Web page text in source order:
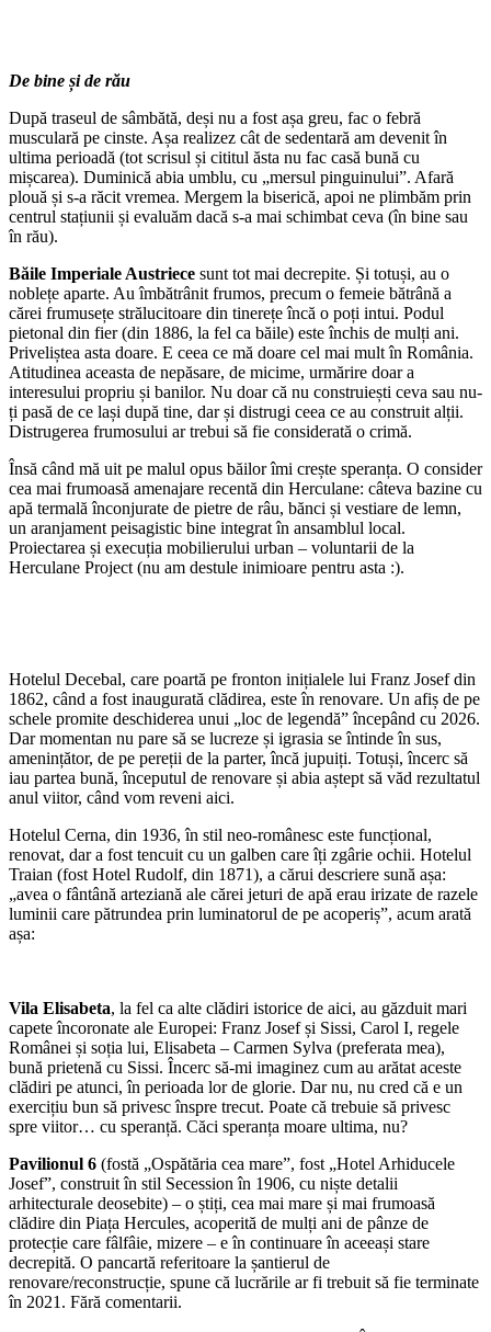
De bine și de rău
După traseul de sâmbătă, deși nu a fost așa greu, fac o febră
musculară pe cinste. Așa realizez cât de sedentară am devenit în
ultima perioadă (tot scrisul și cititul ăsta nu fac casă bună cu
mișcarea). Duminică abia umblu, cu „mersul pinguinului”. Afară
plouă și s-a răcit vremea. Mergem la biserică, apoi ne plimbăm prin
centrul stațiunii și evaluăm dacă s-a mai schimbat ceva (în bine sau
în rău).
Băile Imperiale Austriece sunt tot mai decrepite. Și totuși, au o
noblețe aparte. Au îmbătrânit frumos, precum o femeie bătrână a
cărei frumusețe strălucitoare din tinerețe încă o poți intui. Podul
pietonal din fier (din 1886, la fel ca băile) este închis de mulți ani.
Priveliștea asta doare. E ceea ce mă doare cel mai mult în România.
Atitudinea aceasta de nepăsare, de micime, urmărire doar a
interesului propriu și banilor. Nu doar că nu construiești ceva sau nu-
ți pasă de ce lași după tine, dar și distrugi ceea ce au construit alții.
Distrugerea frumosului ar trebui să fie considerată o crimă.
Însă când mă uit pe malul opus băilor îmi crește speranța. O consider
cea mai frumoasă amenajare recentă din Herculane: câteva bazine cu
apă termală înconjurate de pietre de râu, bănci și vestiare de lemn,
un aranjament peisagistic bine integrat în ansamblul local.
Proiectarea și execuția mobilierului urban – voluntarii de la
Herculane Project (nu am destule inimioare pentru asta :).
Hotelul Decebal, care poartă pe fronton inițialele lui Franz Josef din
1862, când a fost inaugurată clădirea, este în renovare. Un afiș de pe
schele promite deschiderea unui „loc de legendă” începând cu 2026.
Dar momentan nu pare să se lucreze și igrasia se întinde în sus,
amenințător, de pe pereții de la parter, încă jupuiți. Totuși, încerc să
iau partea bună, începutul de renovare și abia aștept să văd rezultatul
anul viitor, când vom reveni aici.
Hotelul Cerna, din 1936, în stil neo-românesc este funcțional,
renovat, dar a fost tencuit cu un galben care îți zgârie ochii. Hotelul
Traian (fost Hotel Rudolf, din 1871), a cărui descriere sună așa:
„avea o fântână arteziană ale cărei jeturi de apă erau irizate de razele
luminii care pătrundea prin luminatorul de pe acoperiș”, acum arată
așa:
Vila Elisabeta, la fel ca alte clădiri istorice de aici, au găzduit mari
capete încoronate ale Europei: Franz Josef și Sissi, Carol I, regele
Românei și soția lui, Elisabeta – Carmen Sylva (preferata mea),
bună prietenă cu Sissi. Încerc să-mi imaginez cum au arătat aceste
clădiri pe atunci, în perioada lor de glorie. Dar nu, nu cred că e un
exercițiu bun să privesc înspre trecut. Poate că trebuie să privesc
spre viitor… cu speranță. Căci speranța moare ultima, nu?
Pavilionul 6 (fostă „Ospătăria cea mare”, fost „Hotel Arhiducele
Josef”, construit în stil Secession în 1906, cu niște detalii
arhitecturale deosebite) – o știți, cea mai mare și mai frumoasă
clădire din Piața Hercules, acoperită de mulți ani de pânze de
protecție care fâlfâie, mizere – e în continuare în aceeași stare
decrepită. O pancartă referitoare la șantierul de
renovare/reconstrucție, spune că lucrările ar fi trebuit să fie terminate
în 2021. Fără comentarii.